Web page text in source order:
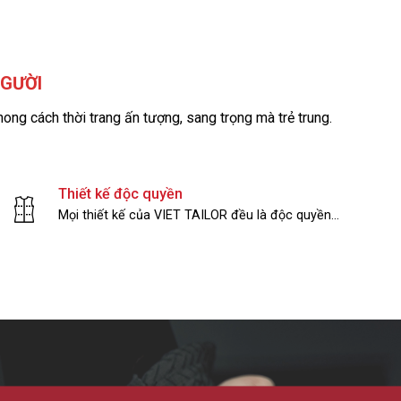
cách thời trang ấn tượng, sang trọng mà trẻ trung.
Thiết kế độc quyền
Mọi thiết kế của VIET TAILOR đều là độc quyền…